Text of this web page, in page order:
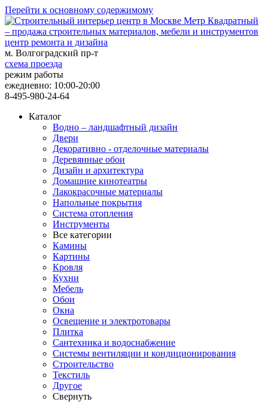
Перейти к основному содержимому
центр ремонта и дизайна
м. Волгоградский пр-т
схема проезда
режим работы
ежедневно: 10:00-20:00
8-495-980-24-64
Каталог
Водно – ландшафтный дизайн
Двери
Декоративно - отделочные материалы
Деревянные обои
Дизайн и архитектура
Домашние кинотеатры
Лакокрасочные материалы
Напольные покрытия
Система отопления
Инструменты
Все категории
Камины
Картины
Кровля
Кухни
Мебель
Обои
Окна
Освещение и электротовары
Плитка
Сантехника и водоснабжение
Системы вентиляции и кондиционирования
Строительство
Текстиль
Другое
Свернуть